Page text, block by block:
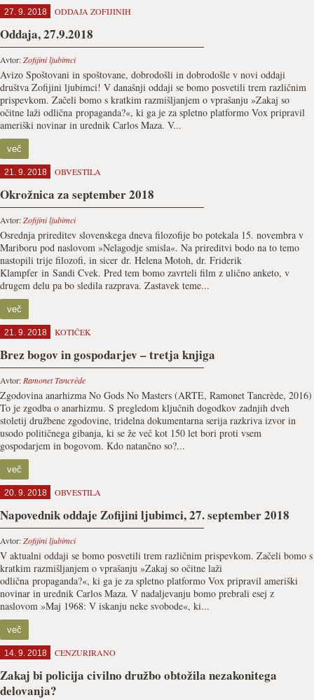
27. 9. 2018 ODDAJA ZOFIJINIH
Oddaja, 27.9.2018
Avtor:Zofijini ljubimci
Avizo Spoštovani in spoštovane, dobrodošli in dobrodošle v novi oddaji
društva Zofijini ljubimci! V današnji oddaji se bomo posvetili trem različnim
prispevkom. Začeli bomo s kratkim razmišljanjem o vprašanju »Zakaj so
očitne laži odlična propaganda?«, ki ga je za spletno platformo Vox pripravil
ameriški novinar in urednik Carlos Maza. V...
več
21. 9. 2018 OBVESTILA
Okrožnica za september 2018
Avtor:Zofijini ljubimci
Osrednja prireditev slovenskega dneva filozofije bo potekala 15. novembra v
Mariboru pod naslovom »Nelagodje smisla«. Na prireditvi bodo na to temo
nastopili trije filozofi, in sicer dr. Helena Motoh, dr. Friderik
Klampfer in Sandi Cvek. Pred tem bomo zavrteli film z ulično anketo, v
drugem delu pa bo sledila razprava. Zastavek teme...
več
21. 9. 2018 KOTIČEK
Brez bogov in gospodarjev – tretja knjiga
Avtor: Ramonet Tancrède
Zgodovina anarhizma No Gods No Masters (ARTE, Ramonet Tancrède, 2016)
To je zgodba o anarhizmu. S pregledom ključnih dogodkov zadnjih dveh
stoletij družbene zgodovine, tridelna dokumentarna serija razkriva izvor in
usodo političnega gibanja, ki se že več kot 150 let bori proti vsem
gospodarjem in bogovom. Kdo natančno so?...
več
20. 9. 2018 OBVESTILA
Napovednik oddaje Zofijini ljubimci, 27. september 2018
Avtor:Zofijini ljubimci
V aktualni oddaji se bomo posvetili trem različnim prispevkom. Začeli bomo s
kratkim razmišljanjem o vprašanju »Zakaj so očitne laži
odlična propaganda?«, ki ga je za spletno platformo Vox pripravil ameriški
novinar in urednik Carlos Maza. V nadaljevanju bomo prebrali esej z
naslovom »Maj 1968: V iskanju neke svobode«, ki...
več
14. 9. 2018 CENZURIRANO
Zakaj bi policija civilno družbo obtožila nezakonitega
delovanja?